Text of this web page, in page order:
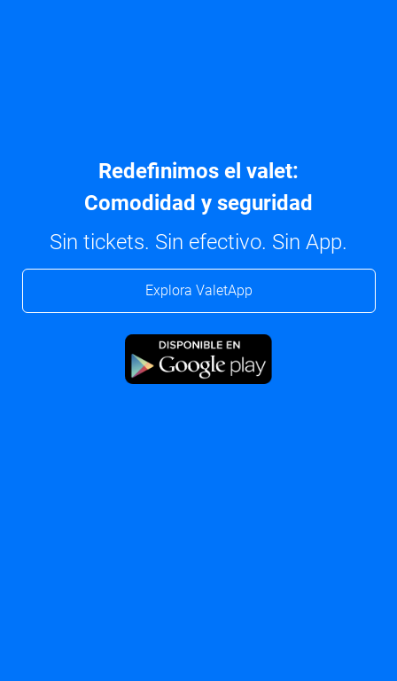
Redefinimos el valet:
Comodidad y seguridad
Sin tickets. Sin efectivo. Sin App.
Explora ValetApp